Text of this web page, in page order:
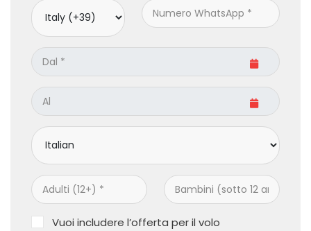
Vuoi includere l’offerta per il volo